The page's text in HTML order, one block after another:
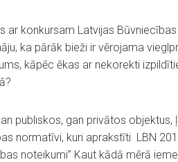
ar konkursam Latvijas
ka pārāk bieži ir vērojama
kāpēc ēkas ar nekorekti
publiskos, gan privātos
normatīvi, kuri aprakstīti LBN
noteikumi” Kaut kādā mērā